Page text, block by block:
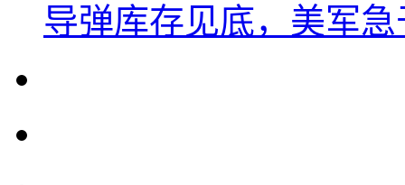
导弹库存见底，美军